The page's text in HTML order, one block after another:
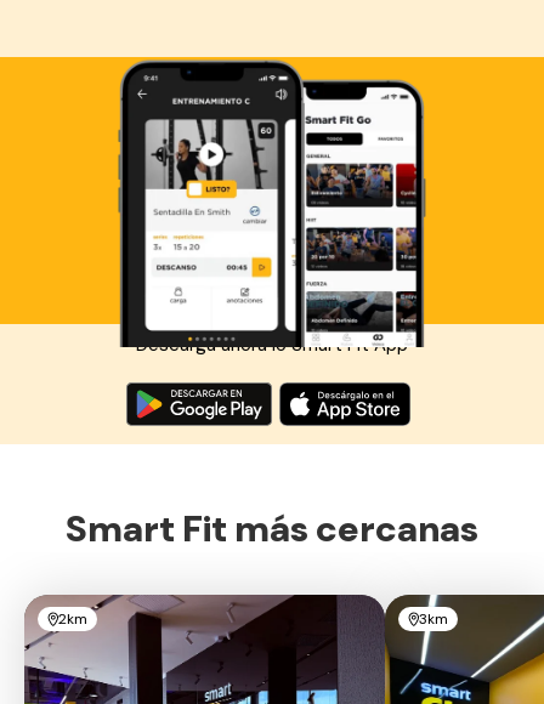
Descarga ahora lo Smart Fit App
Smart Fit más cercanas
2km 3km